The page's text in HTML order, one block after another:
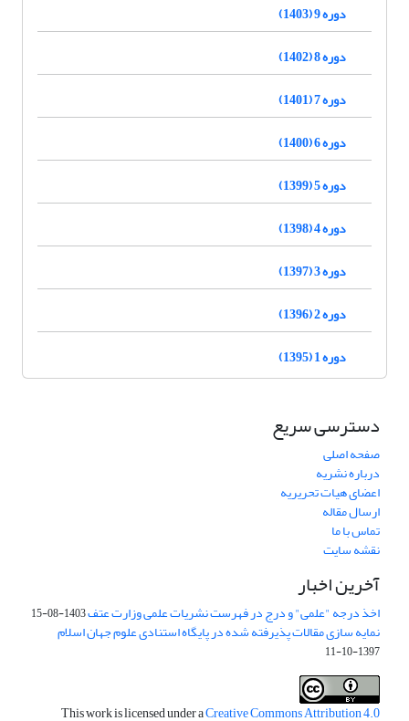
دوره 9 (1403)
دوره 8 (1402)
دوره 7 (1401)
دوره 6 (1400)
دوره 5 (1399)
دوره 4 (1398)
دوره 3 (1397)
دوره 2 (1396)
دوره 1 (1395)
دسترسی سریع
صفحه اصلی
درباره نشریه
اعضای هیات تحریریه
ارسال مقاله
تماس با ما
نقشه سایت
آخرین اخبار
اخذ درجه "علمی" و درج در فهرست نشریات علمی وزارت عتف1403-08-15
نمایه سازی مقالات پذیرفته شده در پایگاه استنادی علوم جهان اسلام
1397-10-11
This work is licensed under aCreative Commons Attribution 4.0